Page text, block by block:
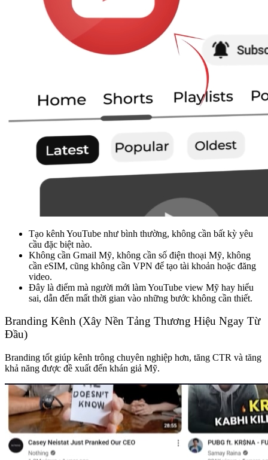
Tạo kênh YouTube như bình thường, không cần bất kỳ yêu
cầu đặc biệt nào.
Không cần Gmail Mỹ, không cần số điện thoại Mỹ, không
cần eSIM, cũng không cần VPN để tạo tài khoản hoặc đăng
video.
Đây là điểm mà người mới làm YouTube view Mỹ hay hiểu
sai, dẫn đến mất thời gian vào những bước không cần thiết.
Branding Kênh (Xây Nền Tảng Thương Hiệu Ngay Từ
Đầu)
Branding tốt giúp kênh trông chuyên nghiệp hơn, tăng CTR và tăng
khả năng được đề xuất đến khán giả Mỹ.